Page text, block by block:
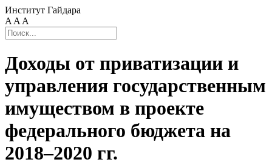
Институт Гайдара
A A A
Доходы от приватизации и
управления государственным
имуществом в проекте
федерального бюджета на
2018–2020 гг.